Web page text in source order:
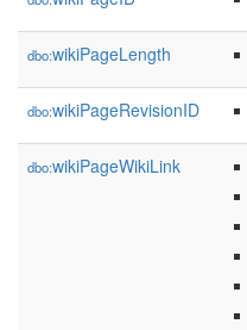
dbo:wikiPageLength
dbo:wikiPageRevisionID
dbo:wikiPageWikiLink